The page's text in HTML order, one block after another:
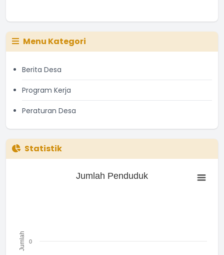
Menu Kategori
Berita Desa
Program Kerja
Peraturan Desa
Statistik
Bar chart with 3 bars.
Jumlah
Jumlah Penduduk
0